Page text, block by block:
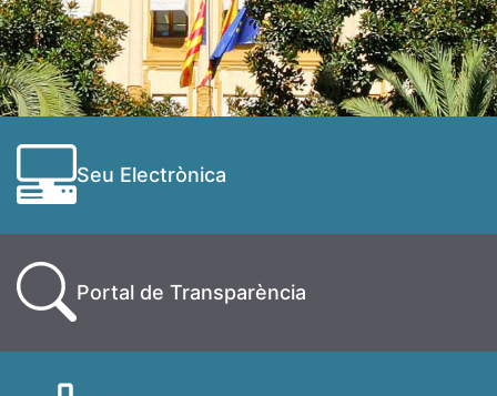
Seu Electrònica
Portal de Transparència